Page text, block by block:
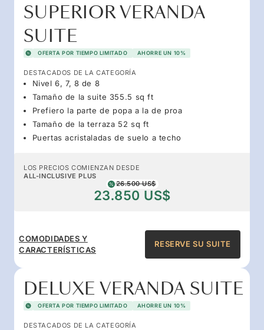
SUPERIOR VERANDA
SUITE
OFERTA POR TIEMPO LIMITADO AHORRE UN 10%
DESTACADOS DE LA CATEGORÍA
Nivel 6, 7, 8 de 8
Tamaño de la suite 355.5 sq ft
Prefiero la parte de popa a la de proa
Tamaño de la terraza 52 sq ft
Puertas acristaladas de suelo a techo
LOS PRECIOS COMIENZAN DESDE
ALL-INCLUSIVE PLUS
26.500 US$
23.850 US$
COMODIDADES Y
CARACTERÍSTICAS
RESERVE SU SUITE
DELUXE VERANDA SUITE
OFERTA POR TIEMPO LIMITADO AHORRE UN 10%
DESTACADOS DE LA CATEGORÍA